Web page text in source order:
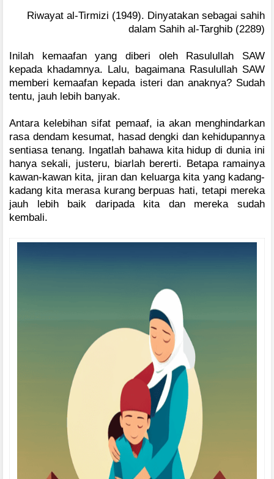
Riwayat al-Tirmizi (1949). Dinyatakan sebagai sahih
dalam Sahih al-Targhib (2289)
Inilah kemaafan yang diberi oleh Rasulullah SAW
kepada khadamnya. Lalu, bagaimana Rasulullah SAW
memberi kemaafan kepada isteri dan anaknya? Sudah
tentu, jauh lebih banyak.
Antara kelebihan sifat pemaaf, ia akan menghindarkan
rasa dendam kesumat, hasad dengki dan kehidupannya
sentiasa tenang. Ingatlah bahawa kita hidup di dunia ini
hanya sekali, justeru, biarlah bererti. Betapa ramainya
kawan-kawan kita, jiran dan keluarga kita yang kadang-
kadang kita merasa kurang berpuas hati, tetapi mereka
jauh lebih baik daripada kita dan mereka sudah
kembali.